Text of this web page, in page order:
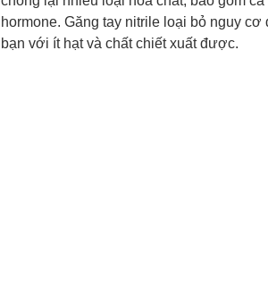
hormone. Găng tay nitrile loại bỏ nguy
bạn với ít hạt và chất chiết xuất được.